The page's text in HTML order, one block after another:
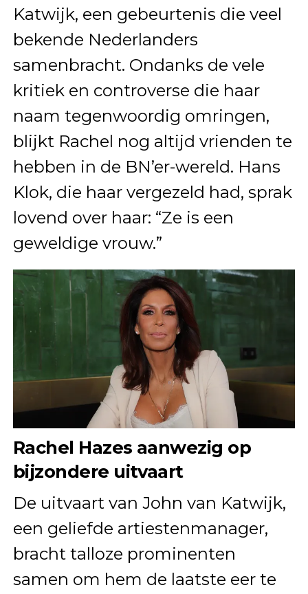
Katwijk, een gebeurtenis die veel
bekende Nederlanders
samenbracht. Ondanks de vele
kritiek en controverse die haar
naam tegenwoordig omringen,
blijkt Rachel nog altijd vrienden te
hebben in de BN’er-wereld. Hans
Klok, die haar vergezeld had, sprak
lovend over haar: “Ze is een
geweldige vrouw.”
Rachel Hazes aanwezig op
bijzondere uitvaart
De uitvaart van John van Katwijk,
een geliefde artiestenmanager,
bracht talloze prominenten
samen om hem de laatste eer te